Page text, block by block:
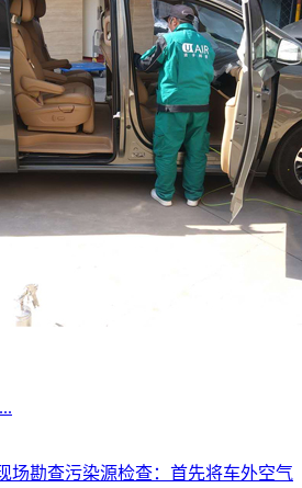
...
场勘查污染源检查：首先将车外空气